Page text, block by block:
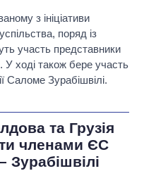
з ініціативи
поряд із
участь представники
У ході також бере участь
Саломе Зурабішвілі.
та Грузія
членами ЄС
Зурабішвілі